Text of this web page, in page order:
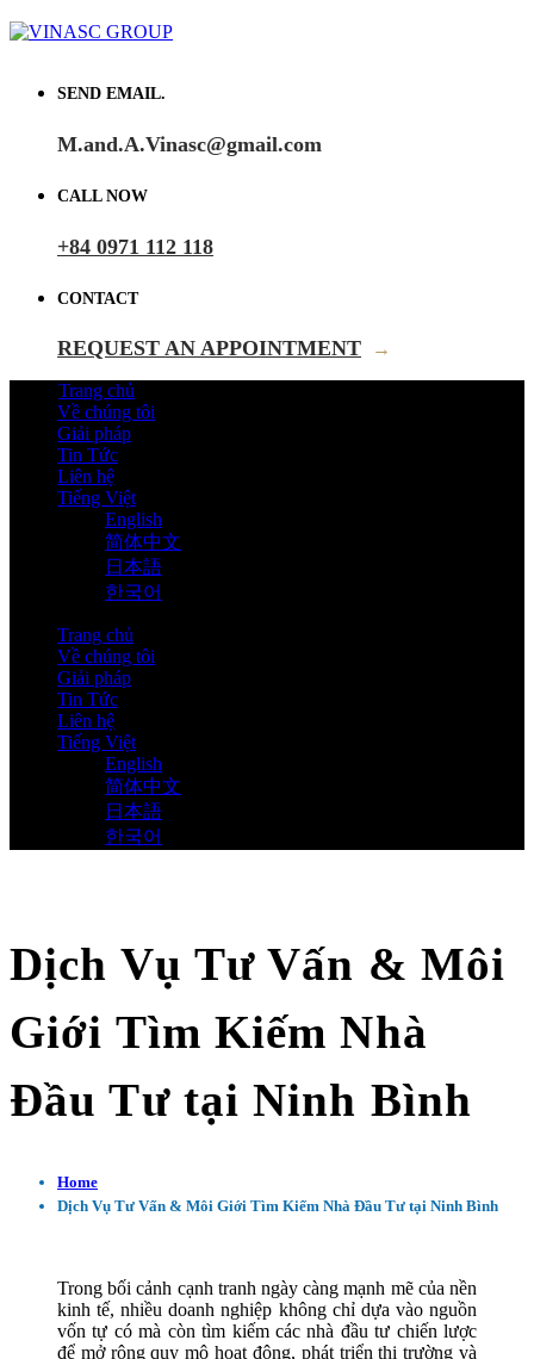
SEND EMAIL.
M.and.A.Vinasc@gmail.com
CALL NOW
+84 0971 112 118
CONTACT
REQUEST AN APPOINTMENT →
Trang chủ
Về chúng tôi
Giải pháp
Tin Tức
Liên hệ
Tiếng Việt
English
简体中文
日本語
한국어
Trang chủ
Về chúng tôi
Giải pháp
Tin Tức
Liên hệ
Tiếng Việt
English
简体中文
日本語
한국어
Dịch Vụ Tư Vấn & Môi
Giới Tìm Kiếm Nhà
Đầu Tư tại Ninh Bình
Home
Dịch Vụ Tư Vấn & Môi Giới Tìm Kiếm Nhà Đầu Tư tại Ninh Bình
Trong bối cảnh cạnh tranh ngày càng mạnh mẽ của nền
kinh tế, nhiều doanh nghiệp không chỉ dựa vào nguồn
vốn tự có mà còn tìm kiếm các nhà đầu tư chiến lược
để mở rộng quy mô hoạt động, phát triển thị trường và